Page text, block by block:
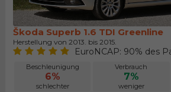
Škoda Superb 1.6 TDI Greenline
Herstellung von 2013. bis 2015.
EuroNCAP: 90% des
Beschleunigung
6%
schlechter
Verbrauch
7%
weniger